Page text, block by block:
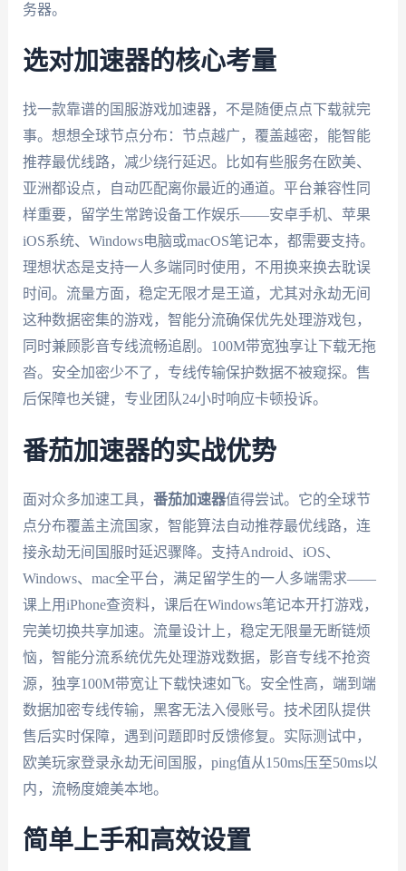
务器。
选对加速器的核心考量
找一款靠谱的国服游戏加速器，不是随便点点下载就完
事。想想全球节点分布：节点越广，覆盖越密，能智能
推荐最优线路，减少绕行延迟。比如有些服务在欧美、
亚洲都设点，自动匹配离你最近的通道。平台兼容性同
样重要，留学生常跨设备工作娱乐——安卓手机、苹果
iOS系统、Windows电脑或macOS笔记本，都需要支持。
理想状态是支持一人多端同时使用，不用换来换去耽误
时间。流量方面，稳定无限才是王道，尤其对永劫无间
这种数据密集的游戏，智能分流确保优先处理游戏包，
同时兼顾影音专线流畅追剧。100M带宽独享让下载无拖
沓。安全加密少不了，专线传输保护数据不被窥探。售
后保障也关键，专业团队24小时响应卡顿投诉。
番茄加速器的实战优势
面对众多加速工具， 番茄加速器值得尝试。它的全球节
点分布覆盖主流国家，智能算法自动推荐最优线路，连
接永劫无间国服时延迟骤降。支持Android、iOS、
Windows、mac全平台，满足留学生的一人多端需求——
课上用iPhone查资料，课后在Windows笔记本开打游戏，
完美切换共享加速。流量设计上，稳定无限量无断链烦
恼，智能分流系统优先处理游戏数据，影音专线不抢资
源，独享100M带宽让下载快速如飞。安全性高，端到端
数据加密专线传输，黑客无法入侵账号。技术团队提供
售后实时保障，遇到问题即时反馈修复。实际测试中，
欧美玩家登录永劫无间国服，ping值从150ms压至50ms以
内，流畅度媲美本地。
简单上手和高效设置